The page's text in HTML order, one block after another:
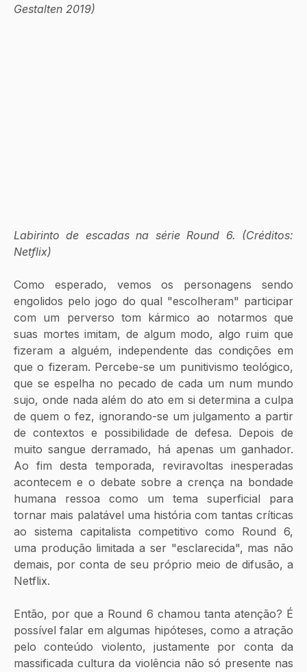
Gestalten 2019)
Labirinto de escadas na série Round 6. (Créditos:
Netflix)
Como esperado, vemos os personagens sendo
engolidos pelo jogo do qual "escolheram" participar
com um perverso tom kármico ao notarmos que
suas mortes imitam, de algum modo, algo ruim que
fizeram a alguém, independente das condições em
que o fizeram. Percebe-se um punitivismo teológico,
que se espelha no pecado de cada um num mundo
sujo, onde nada além do ato em si determina a culpa
de quem o fez, ignorando-se um julgamento a partir
de contextos e possibilidade de defesa. Depois de
muito sangue derramado, há apenas um ganhador.
Ao fim desta temporada, reviravoltas inesperadas
acontecem e o debate sobre a crença na bondade
humana ressoa como um tema superficial para
tornar mais palatável uma história com tantas críticas
ao sistema capitalista competitivo como Round 6,
uma produção limitada a ser "esclarecida", mas não
demais, por conta de seu próprio meio de difusão, a
Netflix.
Então, por que a Round 6 chamou tanta atenção? É
possível falar em algumas hipóteses, como a atração
pelo conteúdo violento, justamente por conta da
massificada cultura da violência não só presente nas